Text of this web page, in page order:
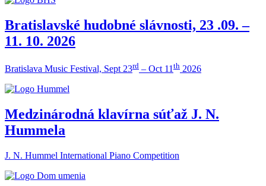
Bratislavské hudobné slávnosti, 23 .09. –
11. 10. 2026
Bratislava Music Festival, Sept 23rd – Oct 11 th 2026
Medzinárodná klavírna súťaž J. N.
Hummela
J. N. Hummel International Piano Competition